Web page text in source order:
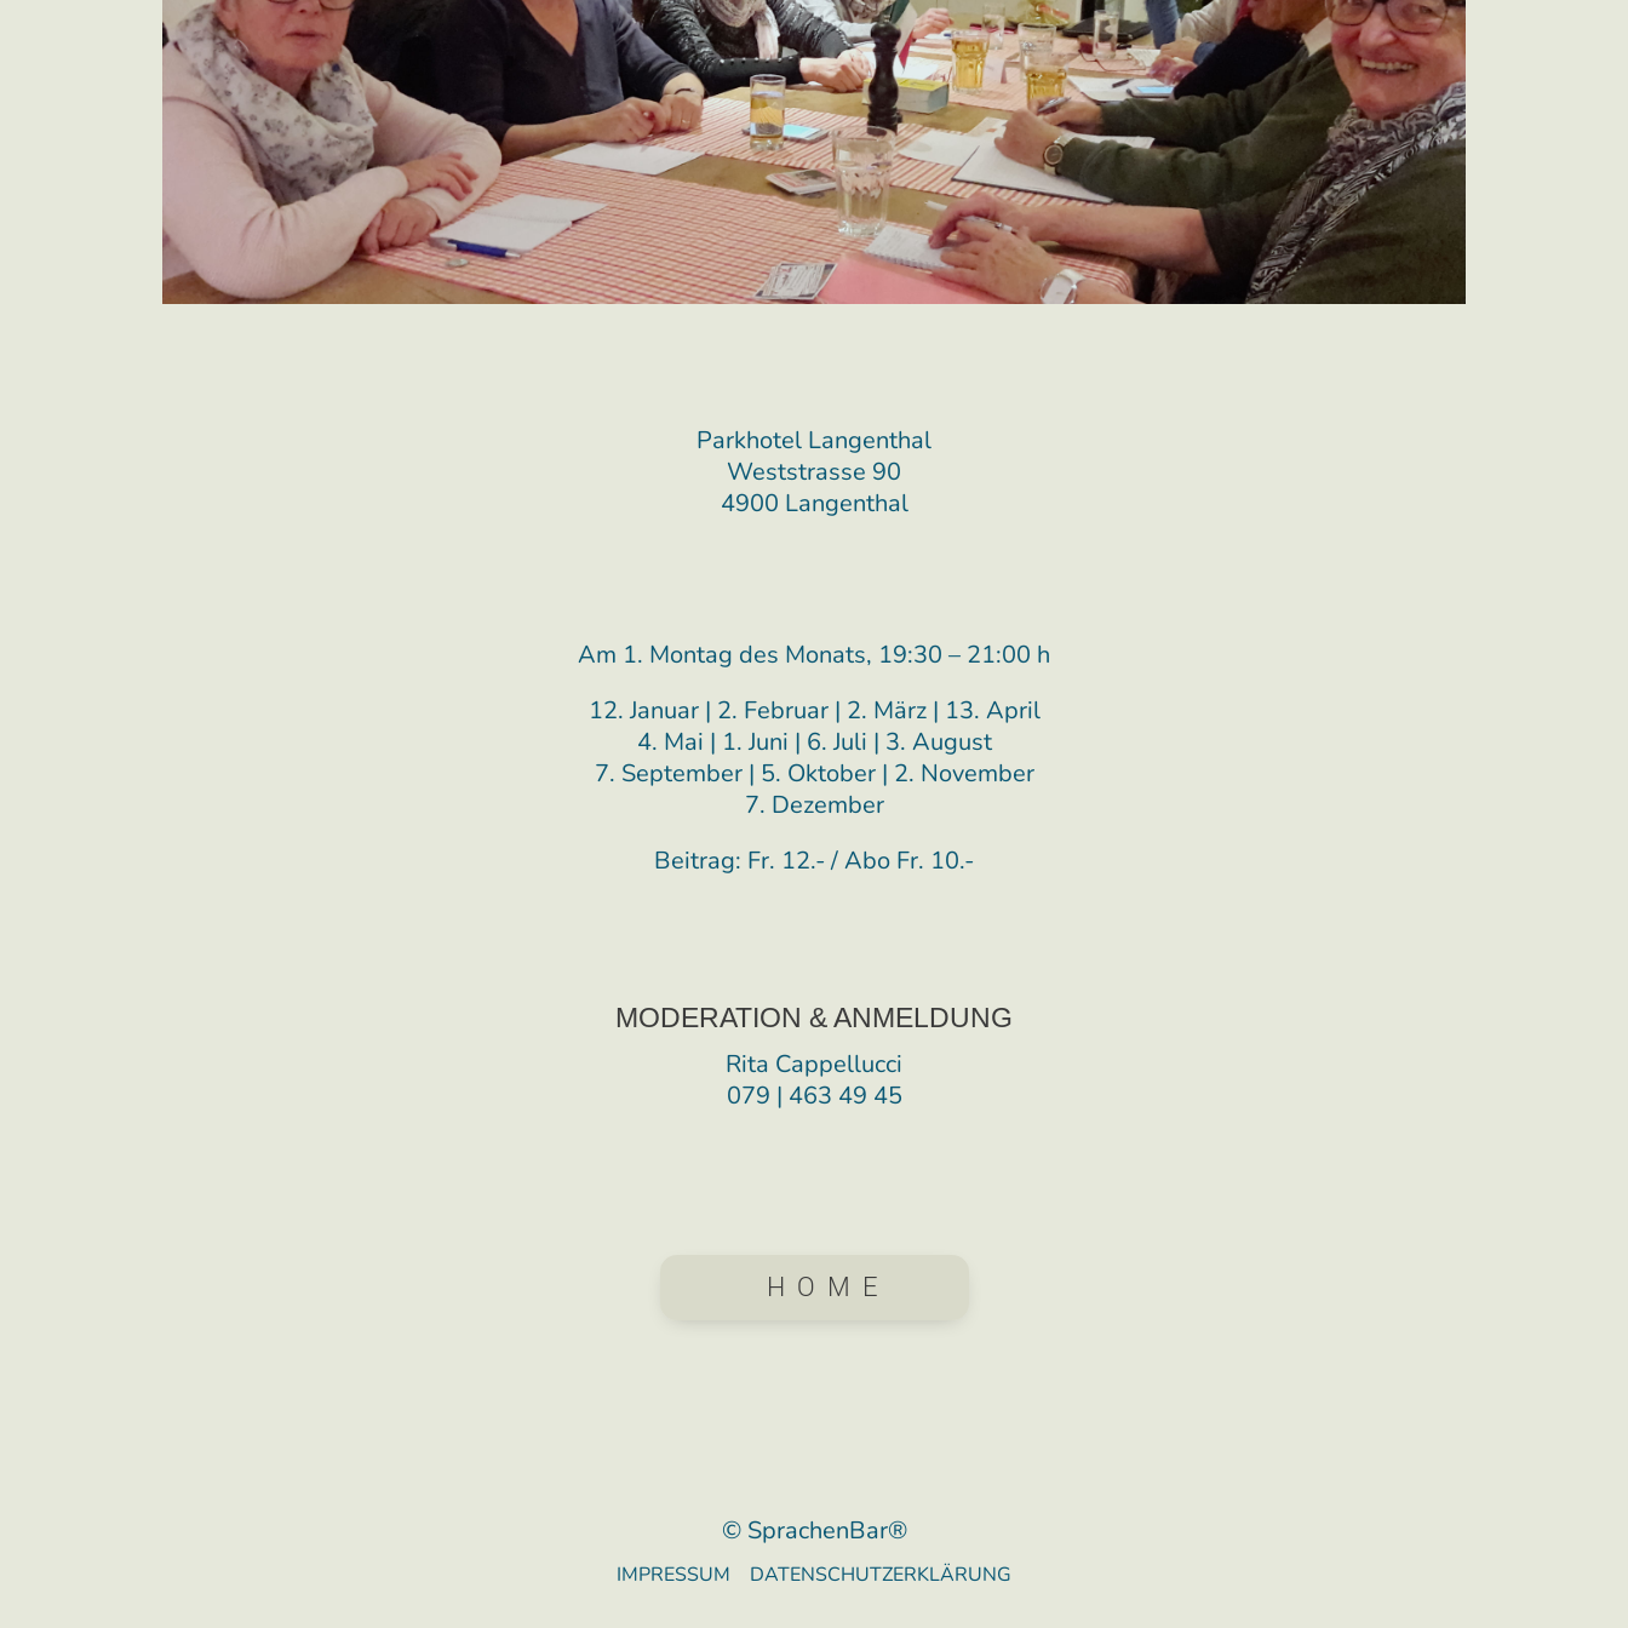
Parkhotel Langenthal
Weststrasse 90
4900 Langenthal
Am 1. Montag des Monats, 19:30 – 21:00 h
12. Januar | 2. Februar | 2. März | 13. April
4. Mai | 1. Juni | 6. Juli | 3. August
7. September | 5. Oktober | 2. November
7. Dezember
Beitrag: Fr. 12.- / Abo Fr. 10.-
MODERATION & ANMELDUNG
Rita Cappellucci
079 | 463 49 45
HOME
© SprachenBar®
IMPRESSUM DATENSCHUTZERKLÄRUNG